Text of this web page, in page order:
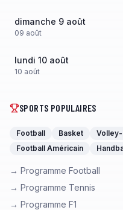
dimanche 9 août
09 août
lundi 10 août
10 août
SPORTS POPULAIRES
Football Basket
Football Américain
→ Programme Football
→ Programme Tennis
→ Programme F1